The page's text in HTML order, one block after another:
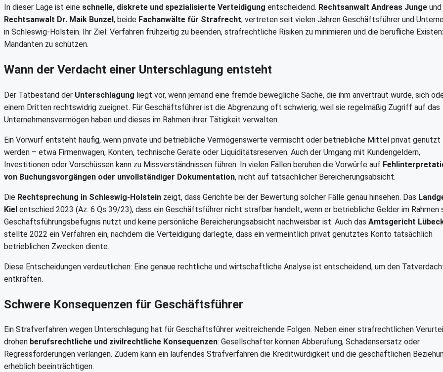
In dieser Lage ist eine schnelle, diskrete und spezialisierte Verteidigung entscheidend. Rechtsanwalt Andreas Junge und
Rechtsanwalt Dr. Maik Bunzel, beide Fachanwälte für Strafrecht, vertreten seit vielen Jahren Geschäftsführer und
in Schleswig-Holstein. Ihr Ziel: Verfahren frühzeitig zu beenden, strafrechtliche Risiken zu minimieren und die berufliche
Mandanten zu schützen.
Wann der Verdacht einer Unterschlagung entsteht
Der Tatbestand der Unterschlagung liegt vor, wenn jemand eine fremde bewegliche Sache, die ihm anvertraut wurde, sich
einem Dritten rechtswidrig zueignet. Für Geschäftsführer ist die Abgrenzung oft schwierig, weil sie regelmäßig Zugriff auf das
Unternehmensvermögen haben und dieses im Rahmen ihrer Tätigkeit verwalten.
Ein Vorwurf entsteht häufig, wenn private und betriebliche Vermögenswerte vermischt oder betriebliche Mittel privat genutzt
werden – etwa Firmenwagen, Konten, technische Geräte oder Liquiditätsreserven. Auch der Umgang mit Kundengeldern,
Investitionen oder Vorschüssen kann zu Missverständnissen führen. In vielen Fällen beruhen die Vorwürfe auf
von Buchungsvorgängen oder unvollständiger Dokumentation, nicht auf tatsächlicher Bereicherungsabsicht.
Die Rechtsprechung in Schleswig-Holstein zeigt, dass Gerichte bei der Bewertung solcher Fälle genau hinsehen. Das
Kiel entschied 2023 (Az. 6 Qs 39/23), dass ein Geschäftsführer nicht strafbar handelt, wenn er betriebliche Gelder im Rahmen
Geschäftsführungsbefugnis nutzt und keine persönliche Bereicherungsabsicht nachweisbar ist. Auch das Amtsgericht
stellte 2022 ein Verfahren ein, nachdem die Verteidigung darlegte, dass ein vermeintlich privat genutztes Konto tatsächlich
betrieblichen Zwecken diente.
Diese Entscheidungen verdeutlichen: Eine genaue rechtliche und wirtschaftliche Analyse ist entscheidend, um den
entkräften.
Schwere Konsequenzen für Geschäftsführer
Ein Strafverfahren wegen Unterschlagung hat für Geschäftsführer weitreichende Folgen. Neben einer strafrechtlichen
drohen berufsrechtliche und zivilrechtliche Konsequenzen: Gesellschafter können Abberufung, Schadensersatz oder
Regressforderungen verlangen. Zudem kann ein laufendes Strafverfahren die Kreditwürdigkeit und die geschäftlichen
erheblich beeinträchtigen.